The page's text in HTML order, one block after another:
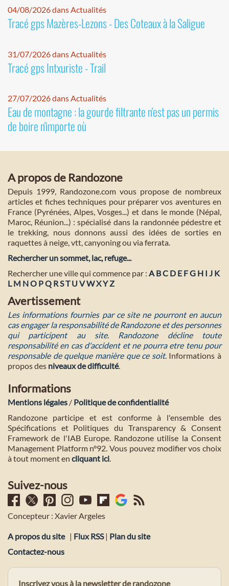
04/08/2026 dans Actualités
Tracé gps Mazères-Lezons - Des Coteaux à la Saligue
31/07/2026 dans Actualités
Tracé gps Intxuriste - Trail
27/07/2026 dans Actualités
Eau de montagne : la gourde filtrante n'est pas un permis
de boire n'importe où
A propos de Randozone
Depuis 1999, Randozone.com vous propose de nombreux
articles et fiches techniques pour préparer vos aventures en
France (Pyrénées, Alpes, Vosges...) et dans le monde (Népal,
Maroc, Réunion...) : spécialisé dans la randonnée pédestre et
le trekking, nous donnons aussi des idées de sorties en
raquettes à neige, vtt, canyoning ou via ferrata.
Rechercher un sommet, lac, refuge...
Rechercher une ville qui commence par : A BC D E FG H I J K
L M NO PQ RST U VWXYZ
Avertissement
Les informations fournies par ce site ne pourront en aucun
cas engager la responsabilité de Randozone et des personnes
qui participent au site. Randozone décline toute
responsabilité en cas d'accident et ne pourra etre tenu pour
responsable de quelque manière que ce soit. Informations à
propos des niveaux de difficulté.
Informations
Mentions légales / Politique de confidentialité
Randozone participe et est conforme à l'ensemble des
Spécifications et Politiques du Transparency & Consent
Framework de l'IAB Europe. Randozone utilise la Consent
Management Platform n°92. Vous pouvez modifier vos choix
à tout moment en cliquant ici.
Suivez-nous
Concepteur : Xavier Argeles
A propos du site | Flux RSS| Plan du site
Contactez-nous
Inscrivez vous à la newsletter de randozone